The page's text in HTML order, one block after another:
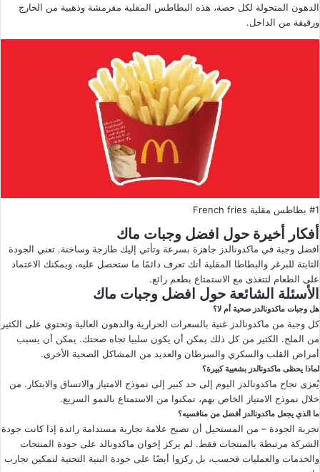
الدهون المتحولة لكل حصة، هذه البطاطس المقلية مقرمشة وذهبية من الخارج
ورقيقة من الداخل.
#1 بطاطس مقلية French fries
أفكار أخيرة حول افضل وجبات ماك
افضل وجبة في ماكدونالدز جاهزة بسرعة وتأتي إليك طازجة وساخنة. تعني الجودة
الثابتة للبرغر والبطاطا المقلية أنك تعرف دائمًا ما ستحصل عليه، ويمكنك الاعتماد
على الطعام لتتغذى مع الاستمتاع بطعم رائع.
الأسئلة الشائعة حول افضل وجبات ماك
هل وجبات ماكدونالدز صحية أم لا؟
كل وجبة من ماكدونالدز غنية بالسعرات الحرارية والدهون العالية وتحتوي على الكثير
من الملح. الكثير من كل ذلك يمكن أن يكون سلبيا تجاه صحتك. يمكن أن يسبب
أمراض القلب والسكري والسرطان والعديد من المشاكل الصحية الأخرى.
لماذا يحظى ماكدونالدز بشعبية كبيرة؟
يُعزى نجاح ماكدونالدز اليوم إلى حد كبير إلى نموذج الامتياز والاتساق والابتكار. من
خلال نموذج الامتياز الخاص بهم، تمكنوا من الاستمتاع بالنمو السريع.
ما الذي يجعل ماكدونالدز أفضل من منافسيه؟
تجربة الجودة – من المستحيل أن تصبح علامة تجارية مستدامة رائدة إذا كانت جودة
الشركة مرتبطة بالمنتجات فقط. لم يركز إخوان ماكدونالد على جودة المنتجات
والخدمات والعمليات فحسب، بل ركزوا أيضًا على جودة البنية التحتية لتمكين تجارب